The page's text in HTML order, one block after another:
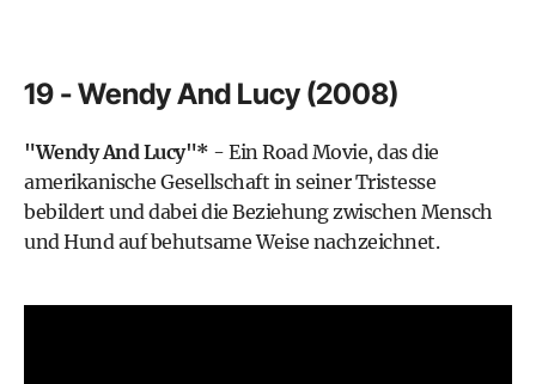
19 - Wendy And Lucy (2008)
"Wendy And Lucy"* - Ein Road Movie, das die
amerikanische Gesellschaft in seiner Tristesse
bebildert und dabei die Beziehung zwischen Mensch
und Hund auf behutsame Weise nachzeichnet.